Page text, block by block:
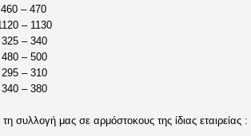
συλλογή μας σε αρμόστοκους της ίδιας εταιρείας :